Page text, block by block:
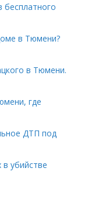
бесплатного
в Тюмени?
в Тюмени.
где
ДТП под
убийстве